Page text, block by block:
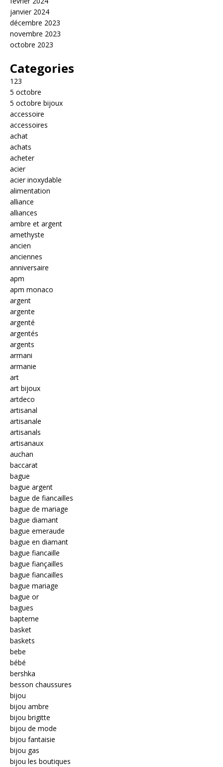
janvier 2024
décembre 2023
novembre 2023
octobre 2023
Categories
123
5 octobre
5 octobre bijoux
accessoire
accessoires
achat
achats
acheter
acier
acier inoxydable
alimentation
alliance
alliances
ambre et argent
amethyste
ancien
anciennes
anniversaire
apm
apm monaco
argent
argente
argenté
argentés
argents
armani
armanie
art
art bijoux
artdeco
artisanal
artisanale
artisanals
artisanaux
auchan
baccarat
bague
bague argent
bague de fiancailles
bague de mariage
bague diamant
bague emeraude
bague en diamant
bague fiancaille
bague fiançailles
bague fiancailles
bague mariage
bague or
bagues
bapteme
basket
baskets
bebe
bébé
bershka
besson chaussures
bijou
bijou ambre
bijou brigitte
bijou de mode
bijou fantaisie
bijou gas
bijou les boutiques